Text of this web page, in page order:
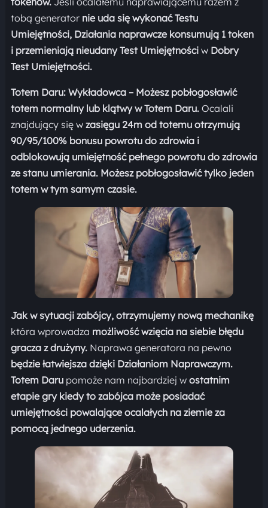
tobą generator nie uda się wykonać Testu
Umiejętności, Działania naprawcze konsumują 1 token
i przemieniają nieudany Test Umiejętnościw Dobry
Test Umiejętności.
Totem Daru: Wykładowca – Możesz pobłogosławić
totem normalny lub klątwy w Totem Daru.Ocalali
znajdujący się w zasięgu 24m od totemu otrzymują
90/95/100% bonusu powrotu do zdrowia i
odblokowują umiejętność pełnego powrotu do zdrowia
ze stanu umierania. Możesz pobłogosławić tylko jeden
totem w tym samym czasie.
Jak w sytuacji zabójcy, otrzymujemy nową mechanikę
która wprowadza możliwość wzięcia na siebie błędu
gracza z drużyny.Naprawa generatora na pewno
będzie łatwiejsza dzięki Działaniom Naprawczym.
Totem Darupomoże nam najbardziej w ostatnim
etapie gry kiedy to zabójca może posiadać
umiejętności powalające ocalałych na ziemie za
pomocą jednego uderzenia.